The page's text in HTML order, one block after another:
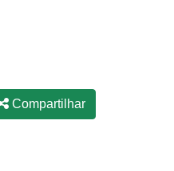
Compartilhar